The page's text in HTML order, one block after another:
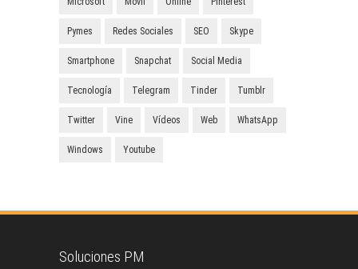
Pymes Redes Sociales SEO Skype
Smartphone Snapchat Social Media
Tecnología Telegram Tinder Tumblr
Twitter Vine Vídeos Web WhatsApp
Windows Youtube
Soluciones PM